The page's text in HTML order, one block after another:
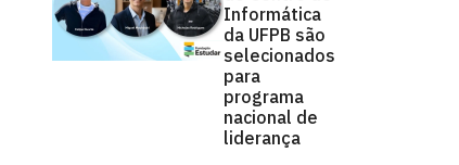
Informática
da UFPB são
selecionados
para
programa
nacional de
liderança